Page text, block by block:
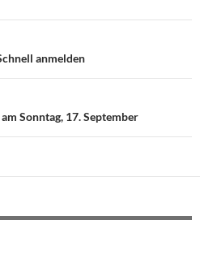
anmelden
Sonntag, 17. September